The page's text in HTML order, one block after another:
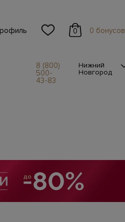
0 0 бонусов
8 (800)
500-
43-83
Нижний
Новгород